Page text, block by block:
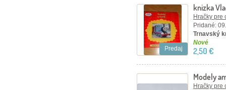
Predaj
knizka
Hračky pre
Pridané:
Trnavský
Nové
2,50 €
Modely
Hračky pre